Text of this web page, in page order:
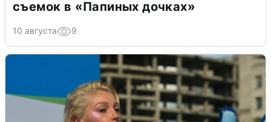
съемок в «Папиных дочках»
10 августа 9